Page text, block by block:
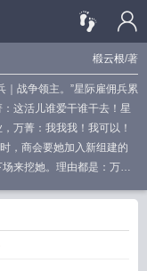
椴云根/著
战争领主。”星际雇佣兵累
这活儿谁爱干谁干去！星
万菁：我我我！我可以！
，商会要她加入新组建的
来挖她。理由都是：万菁
东西也诡异非常。一朝死
么要乖乖听你们的话？随
逃=造反=启动清理程序！